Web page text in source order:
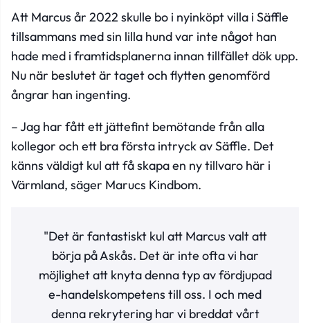
Att Marcus år 2022 skulle bo i nyinköpt villa i Säffle
tillsammans med sin lilla hund var inte något han
hade med i framtidsplanerna innan tillfället dök upp.
Nu när beslutet är taget och flytten genomförd
ångrar han ingenting.
– Jag har fått ett jättefint bemötande från alla
kollegor och ett bra första intryck av Säffle. Det
känns väldigt kul att få skapa en ny tillvaro här i
Värmland, säger Marucs Kindbom.
"Det är fantastiskt kul att Marcus valt att
börja på Askås. Det är inte ofta vi har
möjlighet att knyta denna typ av fördjupad
e-handelskompetens till oss. I och med
denna rekrytering har vi breddat vårt